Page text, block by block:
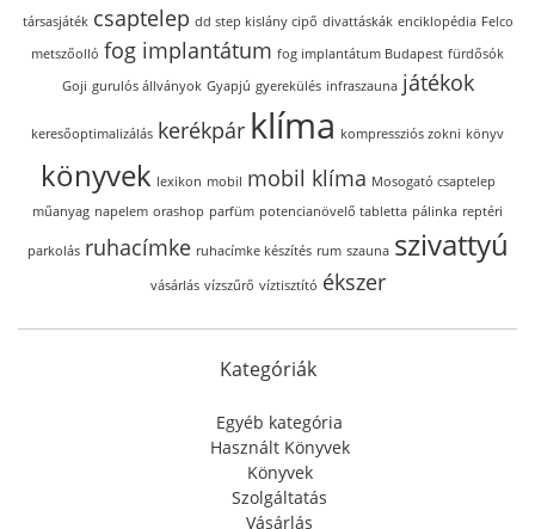
társasjáték csaptelep dd step kislány cipő divattáskák enciklopédia Felco
metszőolló fog implantátum fog implantátum Budapest fürdősók
Goji gurulós állványok Gyapjú gyerekülés infraszauna játékok
keresőoptimalizálás kerékpár klíma kompressziós zokni könyv
könyvek lexikon mobil mobil klíma Mosogató csaptelep
műanyag napelem orashop parfüm potencianövelő tabletta pálinka reptéri
parkolás ruhacímke ruhacímke készítés rum szauna szivattyú
vásárlás vízszűrő víztisztító ékszer
Kategóriák
Egyéb kategória
Használt Könyvek
Könyvek
Szolgáltatás
Vásárlás